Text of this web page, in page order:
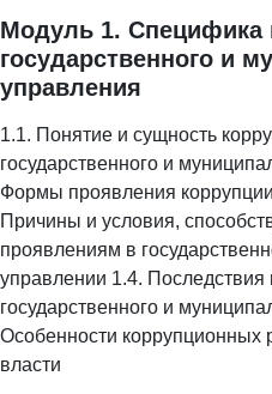
Модуль 1. Специфика
государственного и
управления
1.1. Понятие и сущность
государственного и
Формы проявления
Причины и условия,
проявлениям в
управлении 1.4.
государственного и
Особенности коррупционных
власти